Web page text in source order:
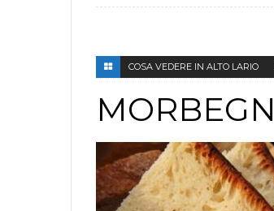
COSA VEDERE IN ALTO LARIO